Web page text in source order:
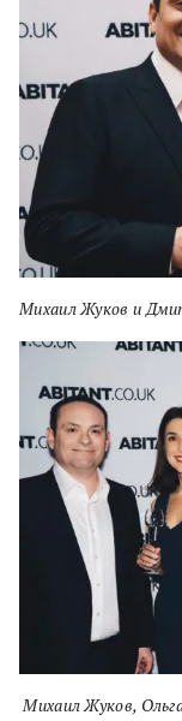
Михаил Жуков и
Михаил Жуков,